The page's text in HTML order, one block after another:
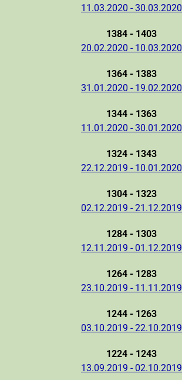
11.03.2020 - 30.03.2020
1384 - 1403
20.02.2020 - 10.03.2020
1364 - 1383
31.01.2020 - 19.02.2020
1344 - 1363
11.01.2020 - 30.01.2020
1324 - 1343
22.12.2019 - 10.01.2020
1304 - 1323
02.12.2019 - 21.12.2019
1284 - 1303
12.11.2019 - 01.12.2019
1264 - 1283
23.10.2019 - 11.11.2019
1244 - 1263
03.10.2019 - 22.10.2019
1224 - 1243
13.09.2019 - 02.10.2019